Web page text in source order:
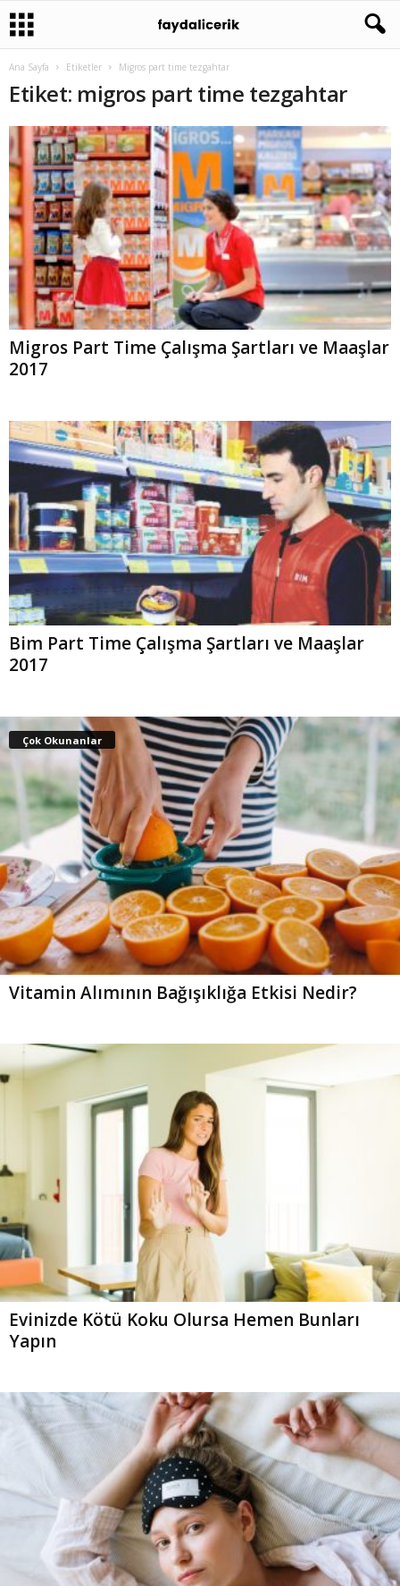
Ana Sayfa Etiketler Migros part time tezgahtar
Etiket: migros part time tezgahtar
Migros Part Time Çalışma Şartları ve Maaşlar
2017
Bim Part Time Çalışma Şartları ve Maaşlar
2017
Çok Okunanlar
Vitamin Alımının Bağışıklığa Etkisi Nedir?
Evinizde Kötü Koku Olursa Hemen Bunları
Yapın